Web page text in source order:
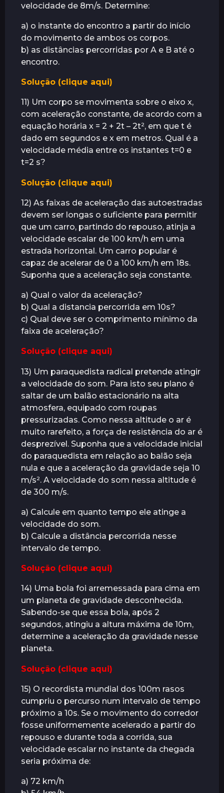
velocidade de 8m/s. Determine:
a) o instante do encontro a partir do início
do movimento de ambos os corpos.
b) as distâncias percorridas por A e B até o
encontro.
Solução (clique aqui)
11) Um corpo se movimenta sobre o eixo x,
com aceleração constante, de acordo com a
equação horária x = 2 + 2t – 2t², em que t é
dado em segundos e x em metros. Qual é a
velocidade média entre os instantes t=0 e
t=2 s?
Solução (clique aqui)
12) As faixas de aceleração das autoestradas
devem ser longas o suficiente para permitir
que um carro, partindo do repouso, atinja a
velocidade escalar de 100 km/h em uma
estrada horizontal. Um carro popular é
capaz de acelerar de 0 a 100 km/h em 18s.
Suponha que a aceleração seja constante.
a) Qual o valor da aceleração?
b) Qual a distancia percorrida em 10s?
c) Qual deve ser o comprimento mínimo da
faixa de aceleração?
Solução (clique aqui)
13) Um paraquedista radical pretende atingir
a velocidade do som. Para isto seu plano é
saltar de um balão estacionário na alta
atmosfera, equipado com roupas
pressurizadas. Como nessa altitude o ar é
muito rarefeito, a força de resistência do ar é
desprezível. Suponha que a velocidade inicial
do paraquedista em relação ao balão seja
nula e que a aceleração da gravidade seja 10
m/s². A velocidade do som nessa altitude é
de 300 m/s.
a) Calcule em quanto tempo ele atinge a
velocidade do som.
b) Calcule a distância percorrida nesse
intervalo de tempo.
Solução (clique aqui)
14) Uma bola foi arremessada para cima em
um planeta de gravidade desconhecida.
Sabendo-se que essa bola, após 2
segundos, atingiu a altura máxima de 10m,
determine a aceleração da gravidade nesse
planeta.
Solução (clique aqui)
15) O recordista mundial dos 100m rasos
cumpriu o percurso num intervalo de tempo
próximo a 10s. Se o movimento do corredor
fosse uniformemente acelerado a partir do
repouso e durante toda a corrida, sua
velocidade escalar no instante da chegada
seria próxima de:
a) 72 km/h